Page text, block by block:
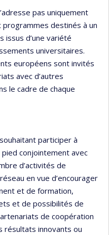
pas uniquement
destinés à un
issus d’une variété
universitaires.
européens sont invités
avec d’autres
le cadre de chaque
participer à
conjointement avec
d’activités de
en vue d’encourager
et de formation,
et de possibilités de
de coopération
résultats innovants ou